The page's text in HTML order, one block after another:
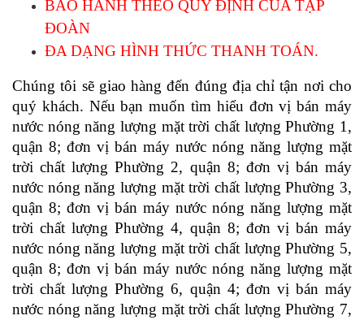
BẢO HÀNH THEO QUY ĐỊNH CỦA TẬP
ĐOÀN
ĐA DẠNG HÌNH THỨC THANH TOÁN.
Chúng tôi sẽ giao hàng đến đúng địa chỉ tận nơi cho
quý khách. Nếu bạn muốn tìm hiểu đơn vị bán máy
nước nóng năng lượng mặt trời chất lượng Phường 1,
quận 8; đơn vị bán máy nước nóng năng lượng mặt
trời chất lượng Phường 2, quận 8; đơn vị bán máy
nước nóng năng lượng mặt trời chất lượng Phường 3,
quận 8; đơn vị bán máy nước nóng năng lượng mặt
trời chất lượng Phường 4, quận 8; đơn vị bán máy
nước nóng năng lượng mặt trời chất lượng Phường 5,
quận 8; đơn vị bán máy nước nóng năng lượng mặt
trời chất lượng Phường 6, quận 4; đơn vị bán máy
nước nóng năng lượng mặt trời chất lượng Phường 7,